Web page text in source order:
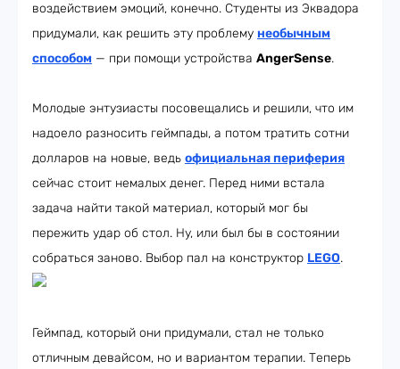
воздействием эмоций, конечно. Студенты из Эквадора
придумали, как решить эту проблему необычным
способом — при помощи устройства AngerSense.
Молодые энтузиасты посовещались и решили, что им
надоело разносить геймпады, а потом тратить сотни
долларов на новые, ведь официальная периферия
сейчас стоит немалых денег. Перед ними встала
задача найти такой материал, который мог бы
пережить удар об стол. Ну, или был бы в состоянии
собраться заново. Выбор пал на конструктор LEGO.
Геймпад, который они придумали, стал не только
отличным девайсом, но и вариантом терапии. Теперь